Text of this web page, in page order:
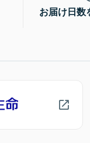
お届け日数